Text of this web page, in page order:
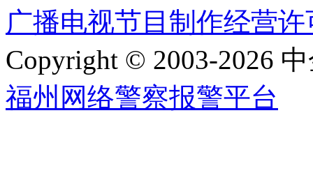
广播电视节目制作经营
Copyright © 2003-2026
福州网络警察报警平台